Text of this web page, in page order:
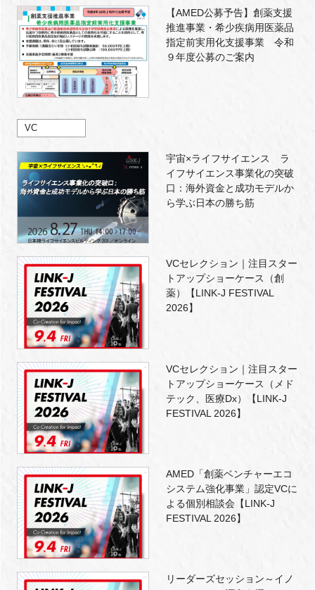
【AMED公募予告】創薬支援
推進事業・希少疾病用医薬品
指定前実用化支援事業 令和
９年度公募のご案内
VC
宇宙×ライフサイエンス ラ
イフサイエンス事業化の突破
口：海外資金と成功モデルか
ら学ぶ日本の勝ち筋
VCセレクション｜注目スター
トアップショーケース（創
薬）【LINK-J FESTIVAL
2026】
VCセレクション｜注目スター
トアップショーケース（メド
テック、医療Dx）【LINK-J
FESTIVAL 2026】
AMED「創薬ベンチャーエコ
システム強化事業」認定VCに
よる個別相談会【LINK-J
FESTIVAL 2026】
リーダーズセッション～イノ